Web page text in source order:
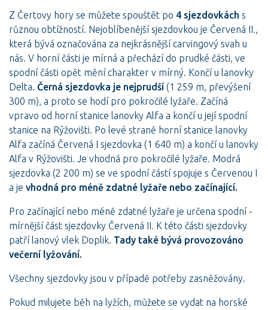
Z Čertovy hory se můžete spouštět po 4 sjezdovkách s
různou obtížností. Nejoblíbenější sjezdovkou je Červená II.,
která bývá označována za nejkrásnější carvingový svah u
nás. V horní části je mírná a přechází do prudké části, ve
spodní části opět mění charakter v mírný. Končí u lanovky
Delta. Černá sjezdovka je nejprudší(1 259 m, převýšení
300 m), a proto se hodí pro pokročilé lyžaře. Začíná
vpravo od horní stanice lanovky Alfa a končí u její spodní
stanice na Rýžovišti. Po levé straně horní stanice lanovky
Alfa začíná Červená I sjezdovka (1 640 m) a končí u lanovky
Alfa v Rýžovišti. Je vhodná pro pokročilé lyžaře. Modrá
sjezdovka (2 200 m) se ve spodní částí spojuje s Červenou I
a je vhodná pro méně zdatné lyžaře nebo začínající.
Pro začínající nebo méně zdatné lyžaře je určena spodní -
mírnější část sjezdovky Červená II. K této části sjezdovky
patří lanový vlek Doplik. Tady také bývá provozováno
večerní lyžování.
Všechny sjezdovky jsou v případě potřeby zasněžovány.
Pokud milujete běh na lyžích, můžete se vydat na horské